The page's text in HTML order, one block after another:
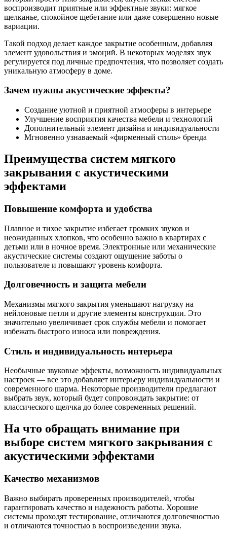
воспроизводит приятные или эффектные звуки: мягкое
щелканье, спокойное щебетание или даже совершенно новые
вариации.
Такой подход делает каждое закрытие особенным, добавляя
элемент удовольствия и эмоций. В некоторых моделях звук
регулируется под личные предпочтения, что позволяет создать
уникальную атмосферу в доме.
Зачем нужны акустические эффекты?
Создание уютной и приятной атмосферы в интерьере
Улучшение восприятия качества мебели и технологий
Дополнительный элемент дизайна и индивидуальности
Мгновенно узнаваемый «фирменный стиль» бренда
Преимущества систем мягкого
закрывания с акустическими
эффектами
Повышение комфорта и удобства
Плавное и тихое закрытие избегает громких звуков и
неожиданных хлопков, что особенно важно в квартирах с
детьми или в ночное время. Электронные или механические
акустические системы создают ощущение заботы о
пользователе и повышают уровень комфорта.
Долговечность и защита мебели
Механизмы мягкого закрытия уменьшают нагрузку на
нейлоновые петли и другие элементы конструкции. Это
значительно увеличивает срок службы мебели и помогает
избежать быстрого износа или повреждения.
Стиль и индивидуальность интерьера
Необычные звуковые эффекты, возможность индивидуальных
настроек — все это добавляет интерьеру индивидуальности и
современного шарма. Некоторые производители предлагают
выбрать звук, который будет сопровождать закрытие: от
классического щелчка до более современных решений.
На что обращать внимание при
выборе систем мягкого закрывания с
акустическими эффектами
Качество механизмов
Важно выбирать проверенных производителей, чтобы
гарантировать качество и надежность работы. Хорошие
системы проходят тестирование, отличаются долговечностью
и отличаются точностью в воспроизведении звука.